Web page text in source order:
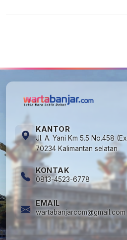
KANTOR
Jl. A. Yani Km 5.5 No.458
70234 Kalimantan selatan
KONTAK
0813-4523-6778
EMAIL
wartabanjarcom@gmail.com